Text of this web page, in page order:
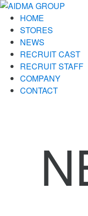
HOME
STORES
NEWS
RECRUIT CAST
RECRUIT STAFF
COMPANY
CONTACT